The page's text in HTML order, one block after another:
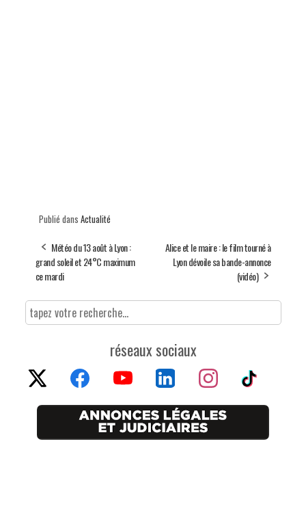
Publié dans Actualité
Météo du 13 août à Lyon :
grand soleil et 24°C maximum
ce mardi
Alice et le maire : le film tourné à
Lyon dévoile sa bande-annonce
(vidéo)
réseaux sociaux